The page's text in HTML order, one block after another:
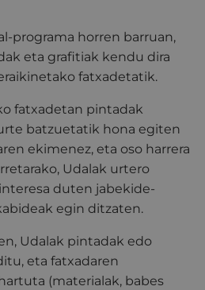
programa horren barruan,
eta grafitiak kendu dira
fatxadetatik.
fatxadetan pintadak
batzuetatik hona egiten
ekimenez, eta oso harrera
Udalak urtero
duten jabekide-
egin ditzaten.
Udalak pintadak edo
eta fatxadaren
(materialak, babes